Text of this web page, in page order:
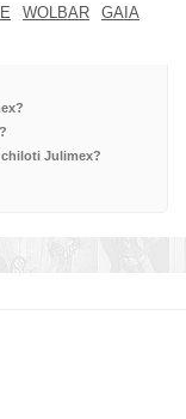
WOLBAR
GAIA
Julimex?